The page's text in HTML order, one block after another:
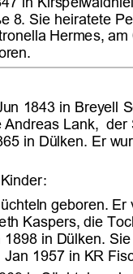

